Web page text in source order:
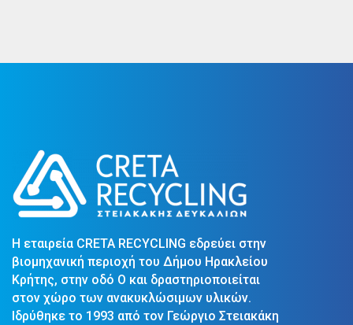
Η εταιρεία CRETA RECYCLING εδρεύει στην
βιομηχανική περιοχή του Δήμου Ηρακλείου
Κρήτης, στην οδό Ο και δραστηριοποιείται
στον χώρο των ανακυκλώσιμων υλικών.
Ιδρύθηκε το 1993 από τον Γεώργιο Στειακάκη